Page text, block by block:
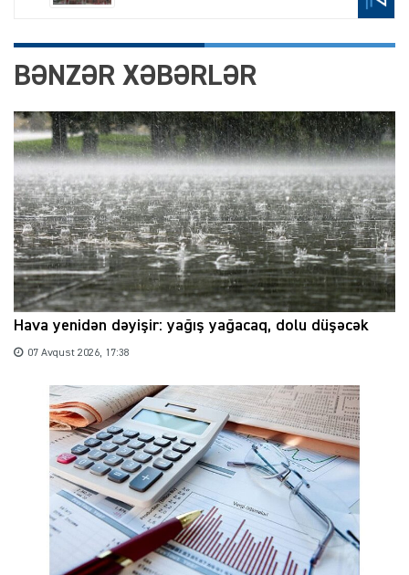
BƏNZƏR XƏBƏRLƏR
Hava yenidən dəyişir: yağış yağacaq, dolu düşəcək
07 Avqust 2026, 17:38